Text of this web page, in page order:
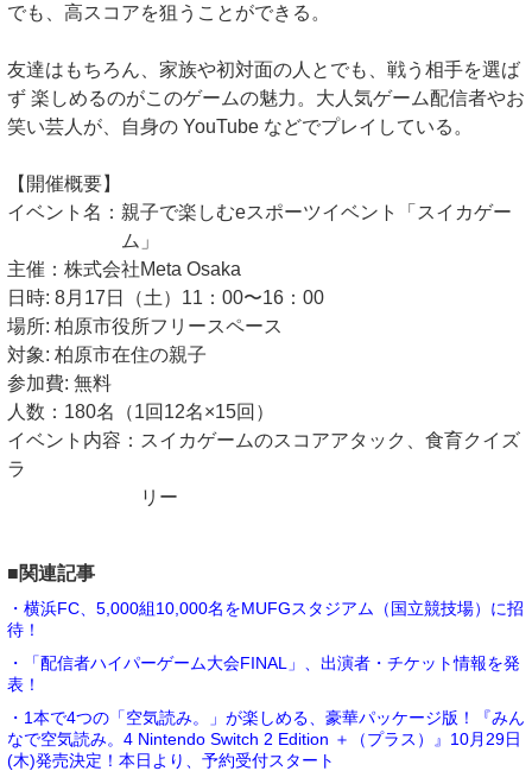
でも、高スコアを狙うことができる。
友達はもちろん、家族や初対面の人とでも、戦う相手を選ば
ず 楽しめるのがこのゲームの魅力。大人気ゲーム配信者やお
笑い芸人が、自身の YouTube などでプレイしている。
【開催概要】
イベント名：親子で楽しむeスポーツイベント「スイカゲー
ム」
主催：株式会社Meta Osaka
日時: 8月17日（土）11：00〜16：00
場所: 柏原市役所フリースペース
対象: 柏原市在住の親子
参加費: 無料
人数：180名（1回12名×15回）
イベント内容：スイカゲームのスコアアタック、食育クイズ
ラ
リー
■関連記事
・横浜FC、5,000組10,000名をMUFGスタジアム（国立競技場）に招
待！
・「配信者ハイパーゲーム大会FINAL」、出演者・チケット情報を発
表！
・1本で4つの「空気読み。」が楽しめる、豪華パッケージ版！『みん
なで空気読み。4 Nintendo Switch 2 Edition ＋（プラス）』10月29日
(木)発売決定！本日より、予約受付スタート